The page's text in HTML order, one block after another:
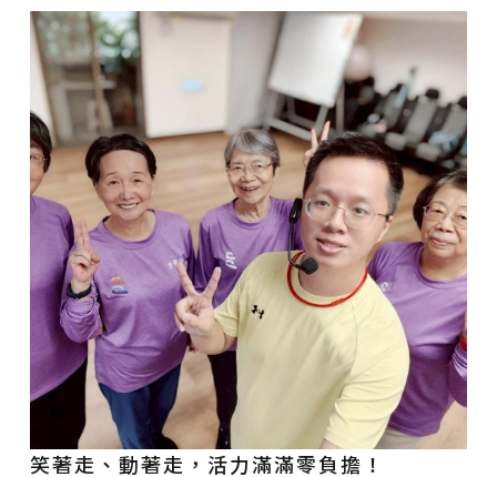
笑著走、動著走，活力滿滿零負擔！